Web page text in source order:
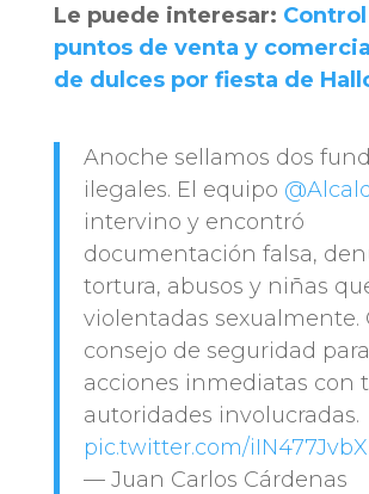
Le puede interesar:
puntos de venta y
de dulces por fiesta de
Anoche sellamos dos
ilegales. El equipo
intervino y encontró
documentación falsa,
tortura, abusos y niñas
violentadas sexualmente.
consejo de seguridad
acciones inmediatas con
autoridades involucradas.
pic.twitter.com/iIN477JvbX
— Juan Carlos Cárdenas